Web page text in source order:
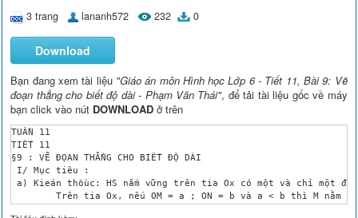
3 trang lananh572 232 0
Download
Bạn đang xem tài liệu "Giáo án môn Hình học Lớp 6 - Tiết 11, Bài 9: Vẽ
đoạn thẳng cho biết độ dài - Phạm Văn Thái", để tải tài liệu gốc về máy
bạn click vào nút DOWNLOAD ở trên
TUẦN 11
TIẾT 11
§9 : VẼ ĐỌAN THẲNG CHO BIẾT ĐỘ DÀI
I/ Mục tiêu :
a) Kieán thöùc: HS nắm vững trên tia Ox có một và chỉ một
	Trên tia Ox, nếu OM = a ; ON = b và a < b thì M nằm giữa O và N
b) Kỹ năng: Biết áp dụng các kiến thức giải bài tóan